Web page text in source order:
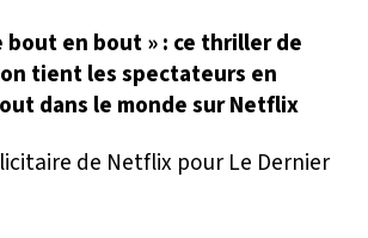
bout en bout » : ce thriller de
tient les spectateurs en
dans le monde sur Netflix